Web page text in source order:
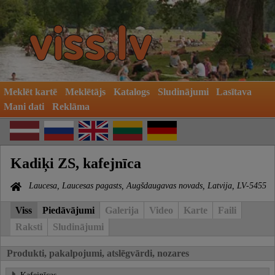
Meklēt kartē Meklētājs Katalogs Sludinājumi
Lasītava
Mani dati
Reklāma
Kadiķi ZS, kafejnīca
Laucesa, Laucesas pagasts, Augšdaugavas novads, Latvija, LV-5455
Viss Piedāvājumi Galerija Video Karte
Faili
Raksti
Sludinājumi
Produkti, pakalpojumi, atslēgvārdi, nozares